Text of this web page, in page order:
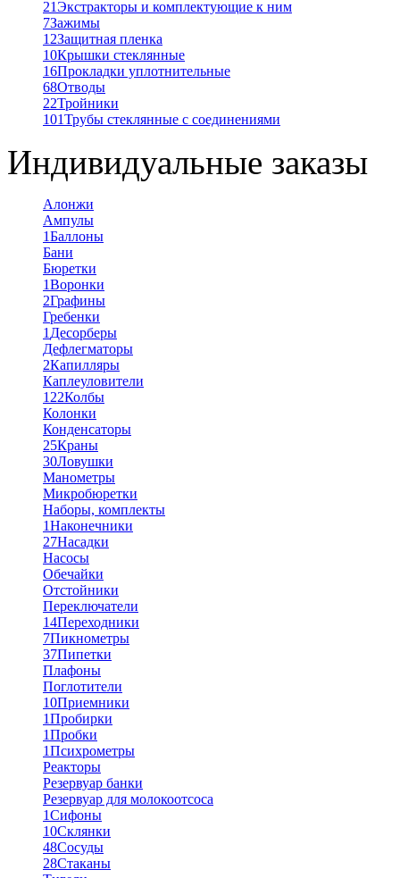
21Экстракторы и комплектующие к ним
7Зажимы
12Защитная пленка
10Крышки стеклянные
16Прокладки уплотнительные
68Отводы
22Тройники
101Трубы стеклянные с соединениями
Индивидуальные заказы
Алонжи
Ампулы
1Баллоны
Бани
Бюретки
1Воронки
2Графины
Гребенки
1 Десорберы
Дефлегматоры
2Капилляры
Каплеуловители
122Колбы
Колонки
Конденсаторы
25Краны
30Ловушки
Манометры
Микробюретки
Наборы, комплекты
1Наконечники
27Насадки
Насосы
Обечайки
Отстойники
Переключатели
14Переходники
7Пикнометры
37Пипетки
Плафоны
Поглотители
10Приемники
1Пробирки
1Пробки
1Психрометры
Реакторы
Резервуар банки
Резервуар для молокоотсоса
1Сифоны
10Склянки
48Сосуды
28Стаканы